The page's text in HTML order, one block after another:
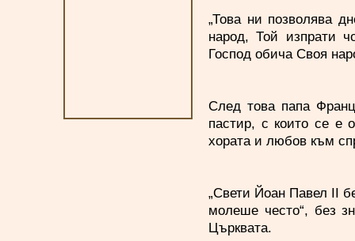
„Това ни позволява
народ, Той изпрати
Господ обича Своя
След това папа
пастир, с които се е
хората и любов към
„Свети Йоан Павел II
молеше често“, без
Църквата.